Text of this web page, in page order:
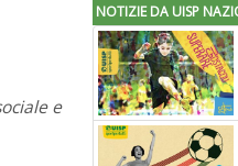
e
NOTIZIE DA UISP